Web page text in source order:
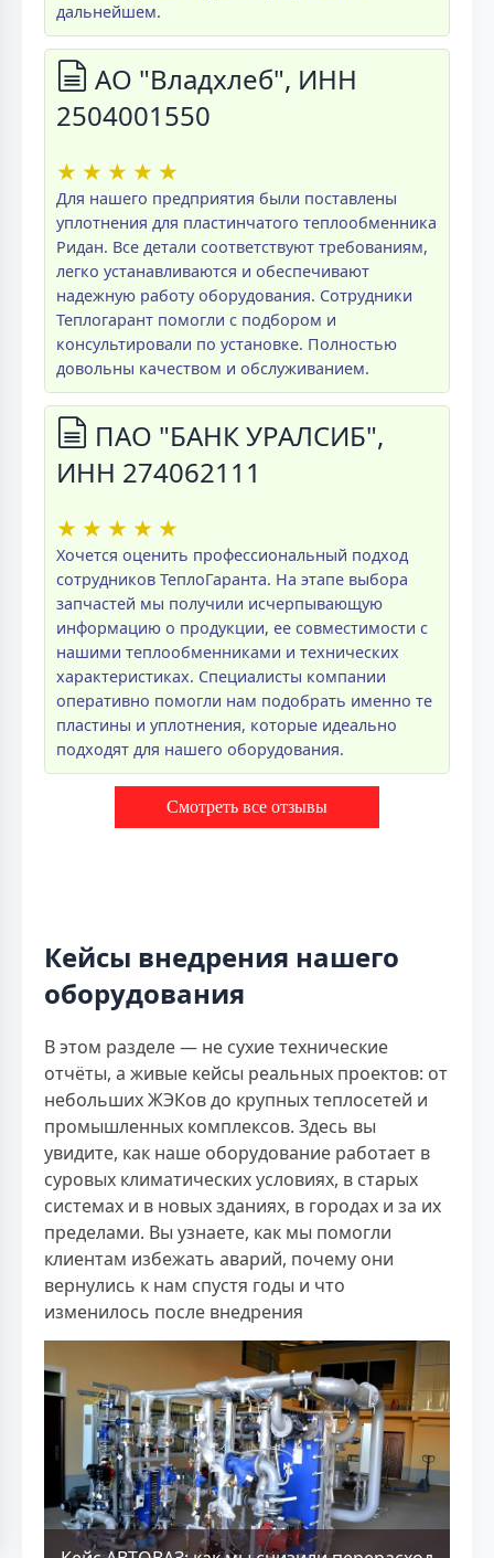
дальнейшем.
АО "Владхлеб", ИНН
2504001550
★ ★ ★ ★ ★
Для нашего предприятия были поставлены
уплотнения для пластинчатого теплообменника
Ридан. Все детали соответствуют требованиям,
легко устанавливаются и обеспечивают
надежную работу оборудования. Сотрудники
Теплогарант помогли с подбором и
консультировали по установке. Полностью
довольны качеством и обслуживанием.
ПАО "БАНК УРАЛСИБ",
ИНН 274062111
★ ★ ★ ★ ★
Хочется оценить профессиональный подход
сотрудников ТеплоГаранта. На этапе выбора
запчастей мы получили исчерпывающую
информацию о продукции, ее совместимости с
нашими теплообменниками и технических
характеристиках. Специалисты компании
оперативно помогли нам подобрать именно те
пластины и уплотнения, которые идеально
подходят для нашего оборудования.
Смотреть все отзывы
Кейсы внедрения нашего
оборудования
В этом разделе — не сухие технические
отчёты, а живые кейсы реальных проектов: от
небольших ЖЭКов до крупных теплосетей и
промышленных комплексов. Здесь вы
увидите, как наше оборудование работает в
суровых климатических условиях, в старых
системах и в новых зданиях, в городах и за их
пределами. Вы узнаете, как мы помогли
клиентам избежать аварий, почему они
вернулись к нам спустя годы и что
изменилось после внедрения